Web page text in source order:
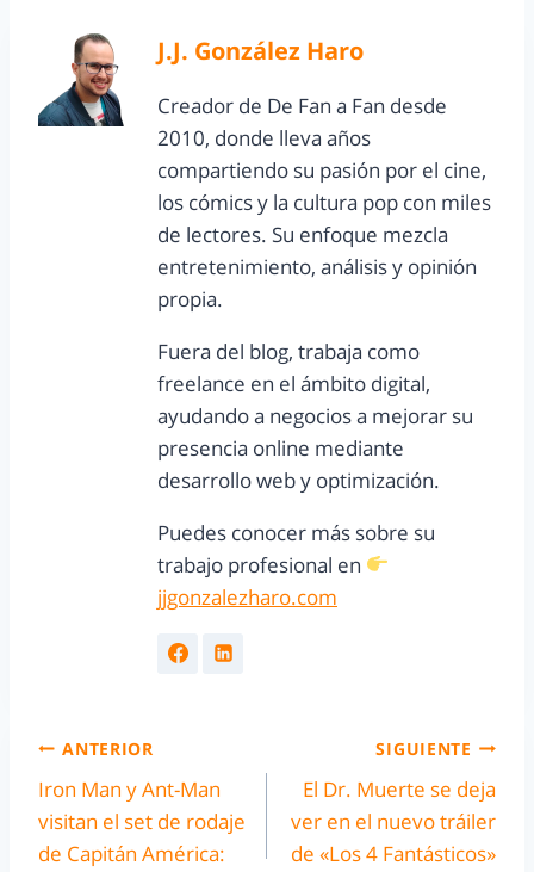
J.J. González Haro
Creador de De Fan a Fan desde
2010, donde lleva años
compartiendo su pasión por el cine,
los cómics y la cultura pop con miles
de lectores. Su enfoque mezcla
entretenimiento, análisis y opinión
propia.
Fuera del blog, trabaja como
freelance en el ámbito digital,
ayudando a negocios a mejorar su
presencia online mediante
desarrollo web y optimización.
Puedes conocer más sobre su
trabajo profesional en
jjgonzalezharo.com
ANTERIOR
Iron Man y Ant-Man
visitan el set de rodaje
de Capitán América:
SIGUIENTE
El Dr. Muerte se deja
ver en el nuevo tráiler
de «Los 4 Fantásticos»